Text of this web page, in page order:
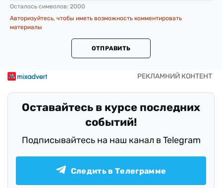
Осталось символов: 2000
Авторизуйтесь, чтобы иметь возможность комментировать
материалы
ОТПРАВИТЬ
Оставайтесь в курсе последних
событий!
Подписывайтесь на наш канал в Telegram
Следить в Телеграмме